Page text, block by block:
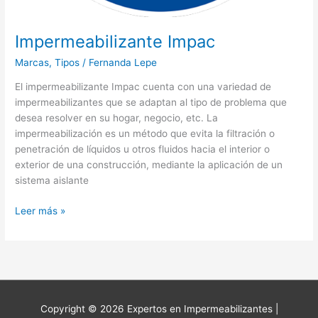
Impermeabilizante Impac
Marcas,Tipos / Fernanda Lepe
El impermeabilizante Impac cuenta con una variedad de
impermeabilizantes que se adaptan al tipo de problema que
desea resolver en su hogar, negocio, etc. La
impermeabilización es un método que evita la filtración o
penetración de líquidos u otros fluidos hacia el interior o
exterior de una construcción, mediante la aplicación de un
sistema aislante
Leer más »
Copyright © 2026 Expertos en Impermeabilizantes|